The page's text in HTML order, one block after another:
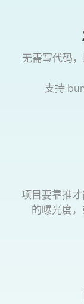
无需写代码
支持
项目要靠推
的曝光度